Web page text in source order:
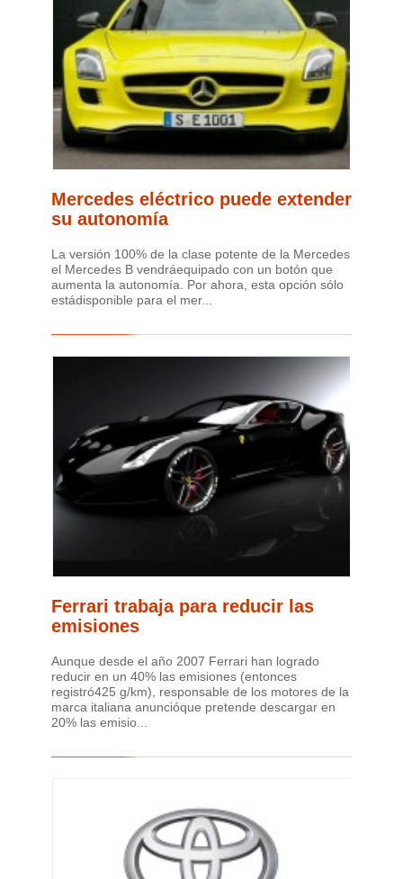
Mercedes eléctrico puede extender
su autonomía
La versión 100% de la clase potente de la Mercedes
el Mercedes B vendráequipado con un botón que
aumenta la autonomía. Por ahora, esta opción sólo
estádisponible para el mer...
Ferrari trabaja para reducir las
emisiones
Aunque desde el año 2007 Ferrari han logrado
reducir en un 40% las emisiones (entonces
registró425 g/km), responsable de los motores de la
marca italiana anuncióque pretende descargar en
20% las emisio...